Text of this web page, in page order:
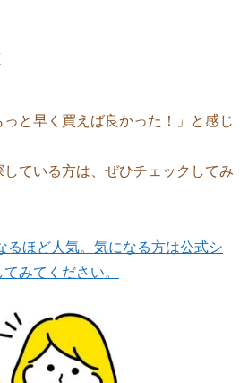
と早く買えば良かった！」と感じ
ている方は、ぜひチェックしてみ
るほど人気。気になる方は公式シ
みてください。